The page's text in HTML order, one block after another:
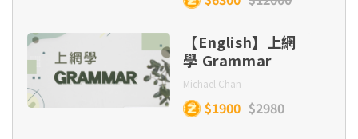
【English】上網
學 Grammar
Michael Chan
$1900 $2980